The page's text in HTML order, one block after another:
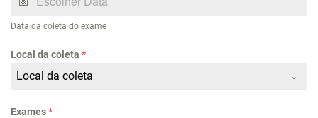
Data da coleta do exame
Local da coleta *
Local da coleta
Exames*